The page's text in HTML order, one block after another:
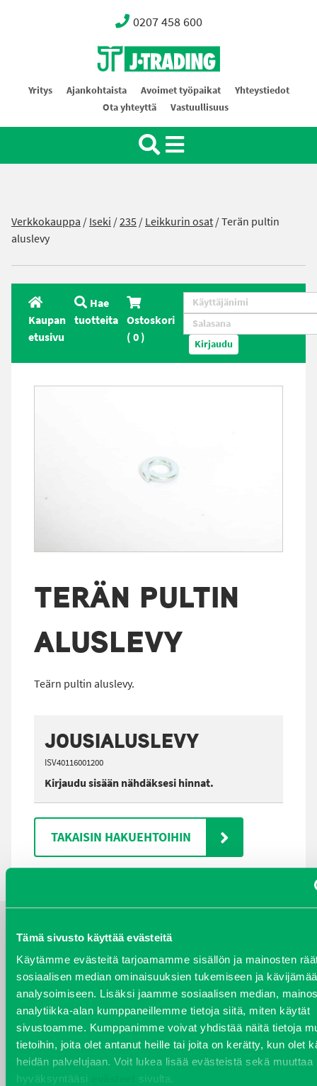
Tämä sivusto käyttää evästeitä
Käytämme evästeitä tarjoamamme sisällön ja mainosten
sosiaalisen median ominaisuuksien tukemiseen ja
analysoimiseen. Lisäksi jaamme sosiaalisen median,
analytiikka-alan kumppaneillemme tietoja siitä, miten käytät
sivustoamme. Kumppanimme voivat yhdistää näitä tietoja
tietoihin, joita olet antanut heille tai joita on kerätty, kun olet
heidän palvelujaan. Voit lukea lisää evästeistä sekä muuttaa
hyväksyntääsi
sivulta.
0207 458 600
Oy J-Trading Ab
Yritys Ajankohtaista Avoimet työpaikat
Yhteystiedot
Ota yhteyttä
Vastuullisuus
Verkkokauppa /Iseki /235 /Leikkurin osat/ Terän pultin
aluslevy
Kaupan
etusivu
Hae
tuotteita Ostoskori
(0) Kirjaudu
TERÄN PULTIN
ALUSLEVY
Teärn pultin aluslevy.
JOUSIALUSLEVY
ISV40116001200
Kirjaudu sisään nähdäksesi hinnat.
TAKAISIN HAKUEHTOIHIN
YHTEYSTIEDOT
VARAOSAT
Varaosat
Puh 020 7458 686
varaosat@j-trading.fi